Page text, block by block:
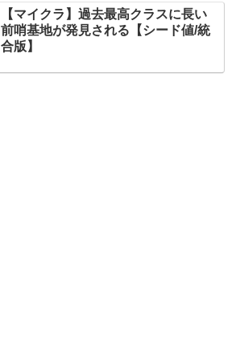
【マイクラ】過去最高クラスに長い
前哨基地が発見される【シード値/統
合版】